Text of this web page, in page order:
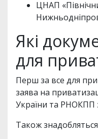
ЦНАП
Які
для
Перш за все для
заява на
України та РНОКПП
Також